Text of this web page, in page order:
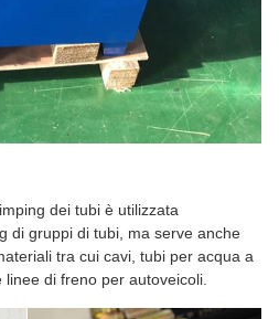
dei tubi è utilizzata
di gruppi di tubi, ma serve anche
tra cui cavi, tubi per acqua a
di freno per autoveicoli.